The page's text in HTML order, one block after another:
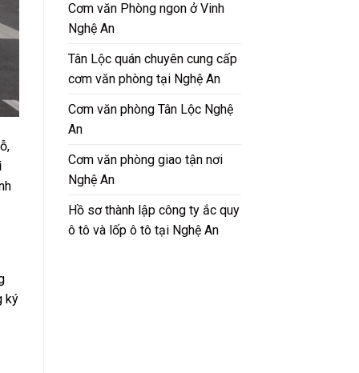
ký
Cơm văn Phòng ngon ở Vinh
Nghệ An
Tân Lộc quán chuyên cung cấp
cơm văn phòng tại Nghệ An
Cơm văn phòng Tân Lộc Nghệ
An
Cơm văn phòng giao tận nơi
Nghệ An
Hồ sơ thành lập công ty ắc quy
ô tô và lốp ô tô tại Nghệ An